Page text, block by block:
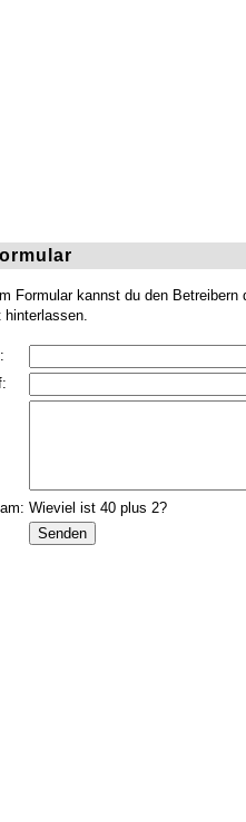
Formular kannst du den Betreibern
hinterlassen.
Wieviel ist 40 plus 2?